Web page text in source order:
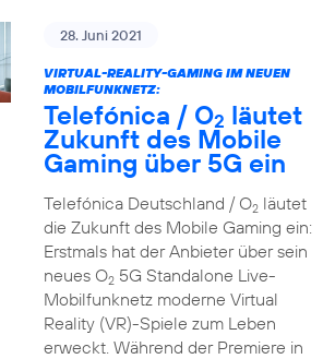
28. Juni 2021
VIRTUAL-REALITY-GAMING IM NEUEN
MOBILFUNKNETZ:
Telefónica / O2 läutet
Zukunft des Mobile
Gaming über 5G ein
Telefónica Deutschland / O2läutet
die Zukunft des Mobile Gaming ein:
Erstmals hat der Anbieter über sein
neues O25G Standalone Live-
Mobilfunknetz moderne Virtual
Reality (VR)-Spiele zum Leben
erweckt. Während der Premiere in